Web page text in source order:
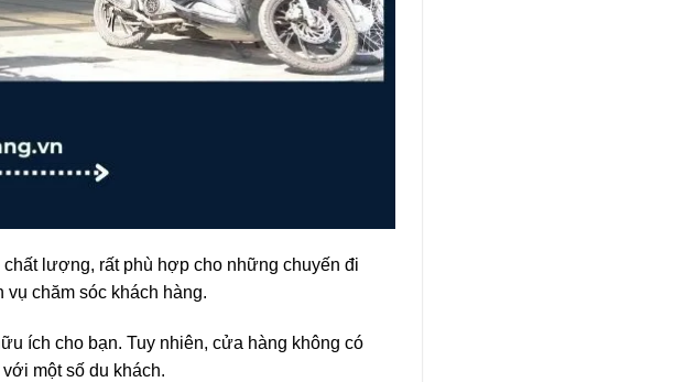
lượng, rất phù hợp cho những chuyến đi
chăm sóc khách hàng.
ích cho bạn. Tuy nhiên, cửa hàng không có
một số du khách.